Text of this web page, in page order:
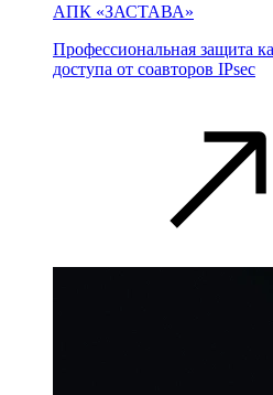
АПК «ЗАСТАВА»
Профессиональная защита
доступа от соавторов IPsec